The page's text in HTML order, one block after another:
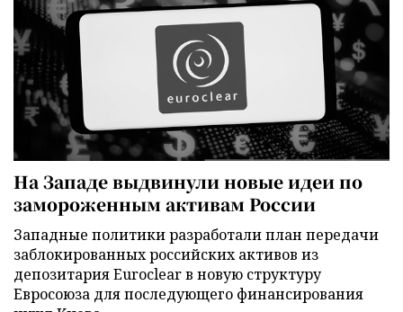
На Западе выдвинули новые идеи по
замороженным активам России
Западные политики разработали план передачи
заблокированных российских активов из
депозитария Euroclear в новую структуру
Евросоюза для последующего финансирования